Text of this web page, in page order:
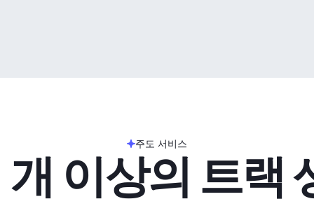
주도 서비스
이상의 트랙